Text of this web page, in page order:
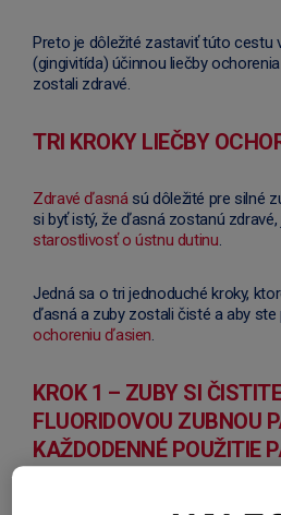
Preto je dôležité zastaviť túto cestu
(gingivitída) účinnou liečby
zostali zdravé.
TRI KROKY LIEČBY
Zdravé ďasnású dôležité pre silné
si byť istý, že ďasná zostanú zdravé,
starostlivosť o ústnu dutinu.
Jedná sa o tri jednoduché kroky,
ďasná a zuby zostali čisté a aby
ochoreniu ďasien.
KROK 1 – ZUBY SI
FLUORIDOVOU ZUBNOU
KAŽDODENNÉ POUŽITIE